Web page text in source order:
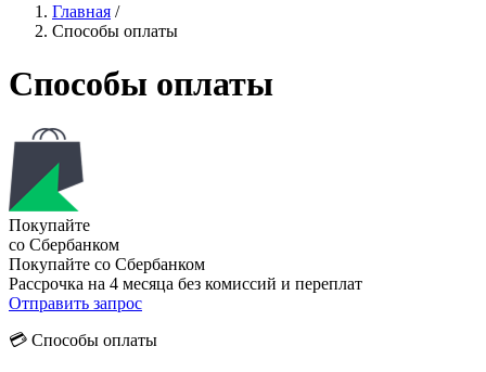
Главная /
Способы оплаты
Способы оплаты
Покупайте
со Сбербанком
Покупайте со Сбербанком
Рассрочка на 4 месяца без комиссий и переплат
Отправить запрос
💳 Способы оплаты